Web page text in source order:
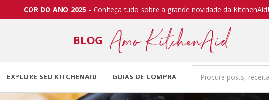
COR DO ANO 2025 - Conheça tudo sobre a grande novidade da KitchenAid!
EXPLORE SEU KITCHENAID GUIAS DE COMPRA